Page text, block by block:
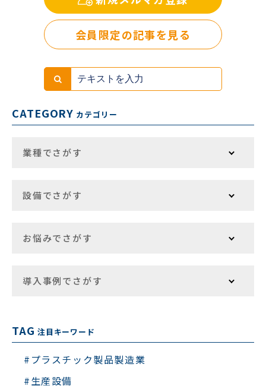
会員限定の記事を見る
CATEGORY カテゴリー
業種でさがす
設備でさがす
お悩みでさがす
導入事例でさがす
TAG 注目キーワード
#プラスチック製品製造業
#生産設備